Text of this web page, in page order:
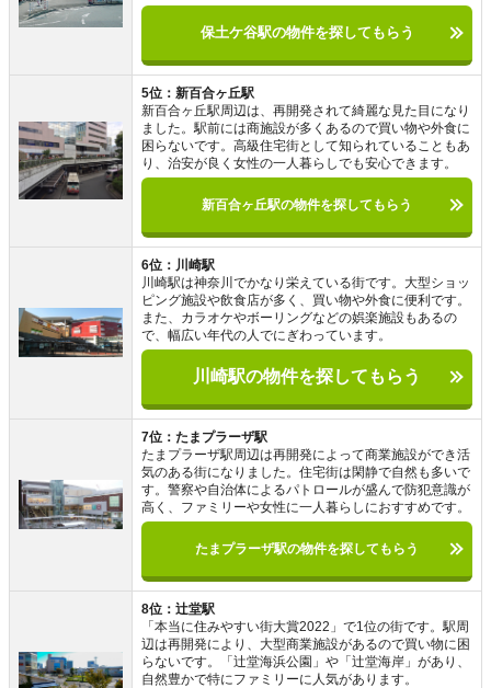
保土ケ谷駅の物件を探してもらう
5位：新百合ヶ丘駅
新百合ヶ丘駅周辺は、再開発されて綺麗な見た目になり
ました。駅前には商施設が多くあるので買い物や外食に
困らないです。高級住宅街として知られていることもあ
り、治安が良く女性の一人暮らしでも安心できます。
新百合ヶ丘駅の物件を探してもらう
6位：川崎駅
川崎駅は神奈川でかなり栄えている街です。大型ショッ
ピング施設や飲食店が多く、買い物や外食に便利です。
また、カラオケやボーリングなどの娯楽施設もあるの
で、幅広い年代の人でにぎわっています。
川崎駅の物件を探してもらう
7位：たまプラーザ駅
たまプラーザ駅周辺は再開発によって商業施設ができ活
気のある街になりました。住宅街は閑静で自然も多いで
す。警察や自治体によるパトロールが盛んで防犯意識が
高く、ファミリーや女性に一人暮らしにおすすめです。
たまプラーザ駅の物件を探してもらう
8位：辻堂駅
「本当に住みやすい街大賞2022」で1位の街です。駅周
辺は再開発により、大型商業施設があるので買い物に困
らないです。「辻堂海浜公園」や「辻堂海岸」があり、
自然豊かで特にファミリーに人気があります。